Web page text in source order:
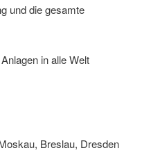
und die gesamte
in alle Welt
Breslau, Dresden